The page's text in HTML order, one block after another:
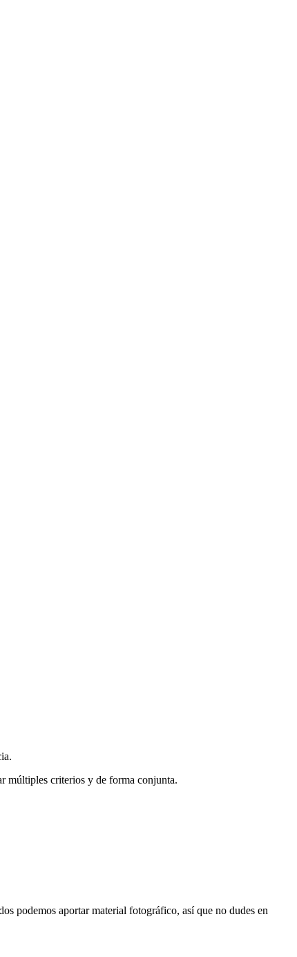
múltiples criterios y de forma conjunta.
podemos aportar material fotográfico, así que no dudes en